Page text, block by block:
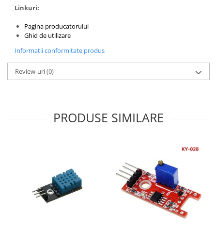
STEM Education
Ugears
Kit Fun
Kit Roboti
Cadouri
Puzzle mecanic Ugears
3D Printer & CNC
Actuator
Linkuri:
Pagina producatorului
Ghid de utilizare
Informatii conformitate produs
Review-uri(0)
PRODUSE SIMILARE